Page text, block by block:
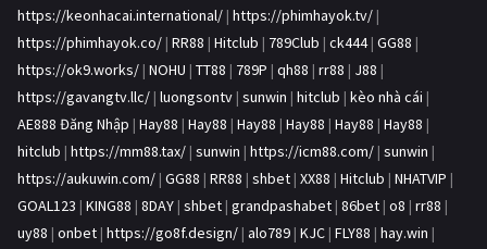
https://keonhacai.international/ | https://phimhayok.tv/ |
https://phimhayok.co/ | RR88 | Hitclub | 789Club | ck444| GG88 |
https://ok9.works/ | NOHU | TT88 | 789P | qh88 | rr88 | J88 |
https://gavangtv.llc/ | luongsontv | sunwin | hitclub | kèo nhà cái |
AE888 Đăng Nhập | Hay88 | Hay88 | Hay88 | Hay88 | Hay88 | Hay88 |
hitclub | https://mm88.tax/ | sunwin | https://icm88.com/ | sunwin |
https://aukuwin.com/ | GG88 | RR88 | shbet | XX88 | Hitclub | NHATVIP |
GOAL123 | KING88 | 8DAY | shbet | grandpashabet | 86bet | o8 | rr88 |
uy88 | onbet | https://go8f.design/ | alo789 | KJC | FLY88 | hay.win |